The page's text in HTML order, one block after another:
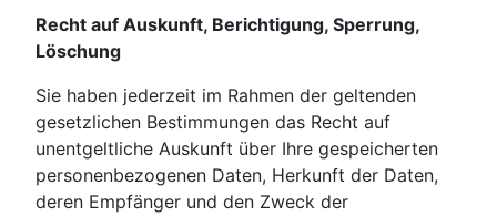
Recht auf Auskunft, Berichtigung, Sperrung,
Löschung
Sie haben jederzeit im Rahmen der geltenden
gesetzlichen Bestimmungen das Recht auf
unentgeltliche Auskunft über Ihre gespeicherten
personenbezogenen Daten, Herkunft der Daten,
deren Empfänger und den Zweck der